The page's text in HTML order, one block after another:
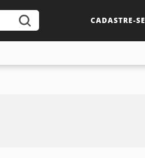
CADASTRE-SE